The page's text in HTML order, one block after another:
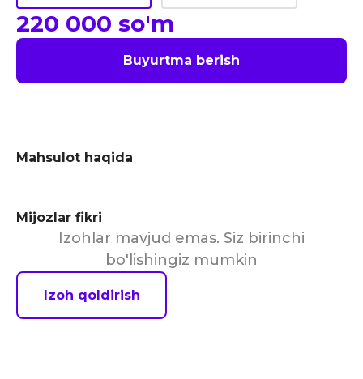
220 000 so'm
Buyurtma berish
Mahsulot haqida
Mijozlar fikri
Izohlar mavjud emas. Siz birinchi
bo'lishingiz mumkin
Izoh qoldirish